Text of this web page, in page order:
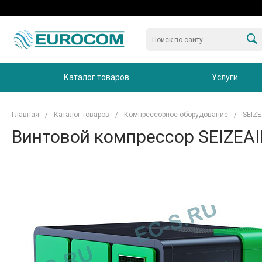
Каталог товаров Услуги
Главная / Каталог товаров / Компрессорное оборудование /
Винтовой компрессор